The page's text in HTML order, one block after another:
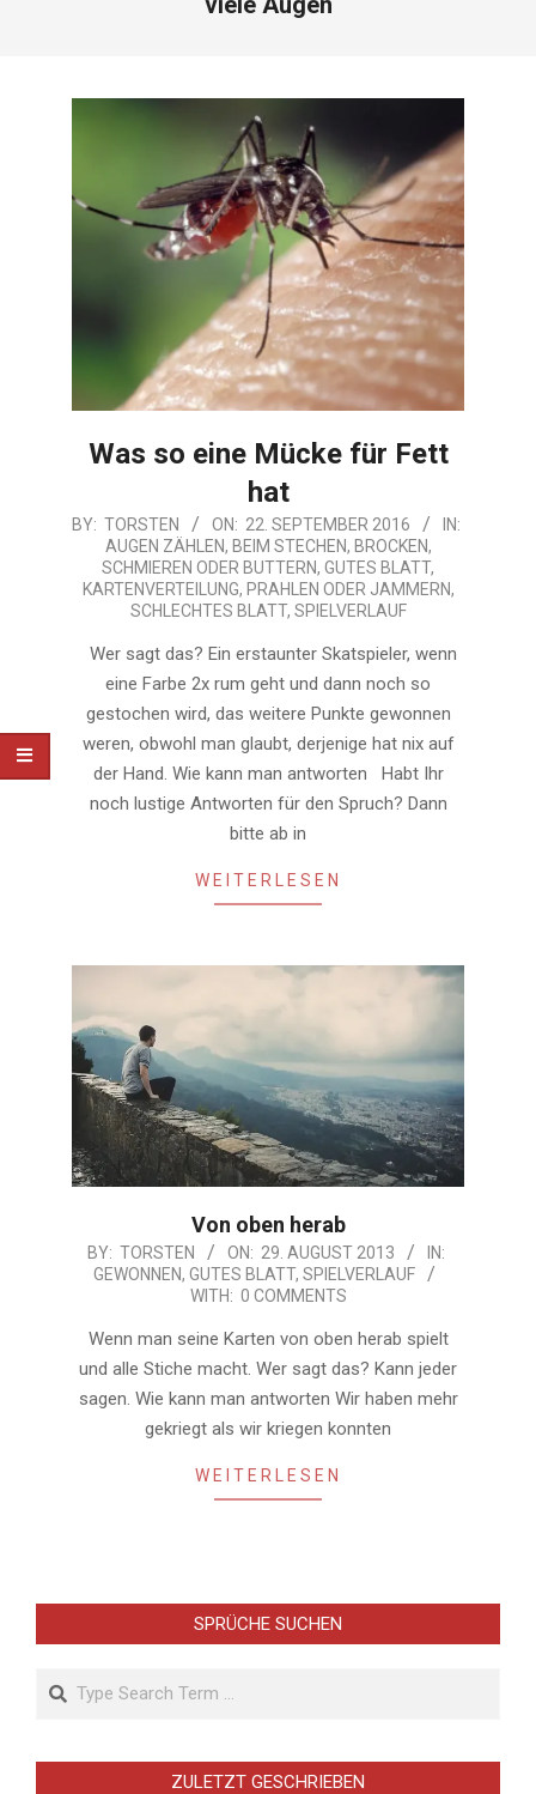
Was so eine Mücke für Fett
hat
2016-
22
BY: TORSTEN ON: 22. SEPTEMBER 2016
IN:
AUGEN ZÄHLEN, BEIM STECHEN, BROCKEN,
SCHMIEREN ODER BUTTERN, GUTES BLATT,
KARTENVERTEILUNG, PRAHLEN ODER JAMMERN,
SCHLECHTES BLATT, SPIELVERLAUF
Wer sagt das? Ein erstaunter Skatspieler, wenn
eine Farbe 2x rum geht und dann noch so
gestochen wird, das weitere Punkte gewonnen
weren, obwohl man glaubt, derjenige hat nix auf
der Hand. Wie kann man antworten Habt Ihr
noch lustige Antworten für den Spruch? Dann
bitte ab in
WEITERLESEN
Von oben herab
2013-
08-
BY: TORSTEN ON: 29. AUGUST 2013
IN:
GEWONNEN, GUTES BLATT, SPIELVERLAUF
WITH: 0 COMMENTS
Wenn man seine Karten von oben herab spielt
und alle Stiche macht. Wer sagt das? Kann jeder
sagen. Wie kann man antworten Wir haben mehr
gekriegt als wir kriegen konnten
WEITERLESEN
SPRÜCHE SUCHEN
Search
ZULETZT GESCHRIEBEN